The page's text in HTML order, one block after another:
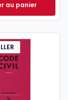
€ HT
au panier
Mémento Fiscal